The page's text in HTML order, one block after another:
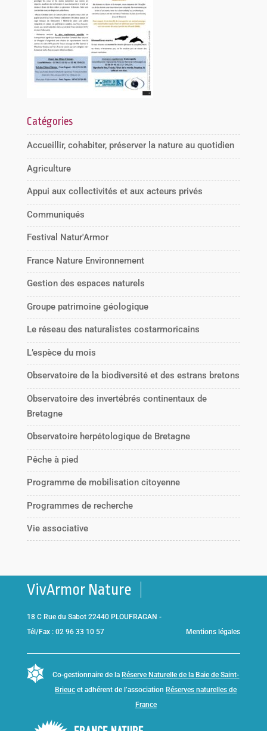
Catégories
Accueillir, cohabiter, préserver la nature au quotidien
Agriculture
Appui aux collectivités et aux acteurs privés
Communiqués
Festival Natur'Armor
France Nature Environnement
Gestion des espaces naturels
Groupe patrimoine géologique
Le réseau des naturalistes costarmoricains
L’espèce du mois
Observatoire de la biodiversité et des estrans bretons
Observatoire des invertébrés continentaux de
Bretagne
Observatoire herpétologique de Bretagne
Pêche à pied
Programme de mobilisation citoyenne
Programmes de recherche
Vie associative
VivArmor Nature
18 C Rue du Sabot 22440 PLOUFRAGAN -
Tél/Fax : 02 96 33 10 57
Mentions légales
Co-gestionnaire de la Réserve Naturelle de la Baie de Saint-
Brieuc et adhérent de l’association Réserves naturelles de
France